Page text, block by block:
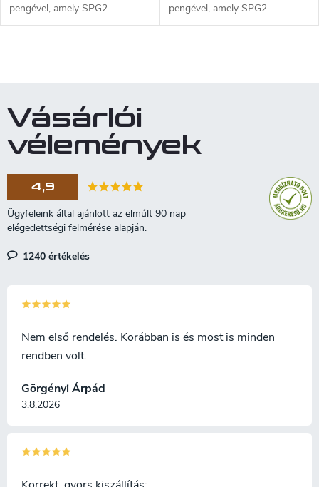
pengével, amely SPG2
poracélból készült.
pengével, amely SPG2
poracélból készült.
a
r
n
í
t
á
e
Vásárlói
vélemények
4,9
1240 értékelés
Görgényi Árpád
3.8.2026
Nem első rendelés. Korábban is és most is minden
rendben volt.